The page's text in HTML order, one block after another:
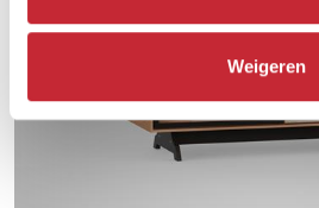
Weigeren